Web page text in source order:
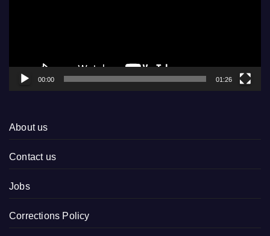
00:00 01:26
About us
Contact us
Jobs
Corrections Policy